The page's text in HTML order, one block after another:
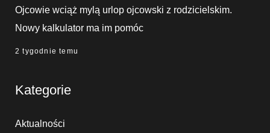
Ojcowie wciąż mylą urlop ojcowski z rodzicielskim.
Nowy kalkulator ma im pomóc
2 tygodnie temu
Kategorie
Aktualności